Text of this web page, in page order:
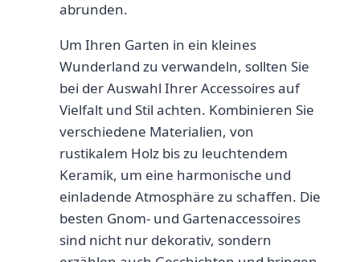
abrunden.
Um Ihren Garten in ein kleines
Wunderland zu verwandeln, sollten Sie
bei der Auswahl Ihrer Accessoires auf
Vielfalt und Stil achten. Kombinieren Sie
verschiedene Materialien, von
rustikalem Holz bis zu leuchtendem
Keramik, um eine harmonische und
einladende Atmosphäre zu schaffen. Die
besten Gnom- und Gartenaccessoires
sind nicht nur dekorativ, sondern